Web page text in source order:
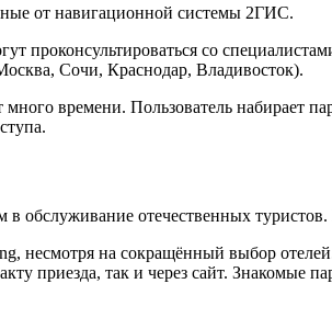
от навигационной системы 2ГИС.
проконсультироваться со
Сочи, Краснодар, Владивосток).
времени. Пользователь набирает
отечественных
несмотря на сокращённый выбор
приезда, так и через сайт. Знакомые